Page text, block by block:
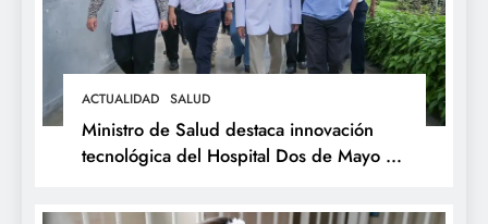
ACTUALIDAD SALUD
Ministro de Salud destaca innovación
tecnológica del Hospital Dos de Mayo y
Galen